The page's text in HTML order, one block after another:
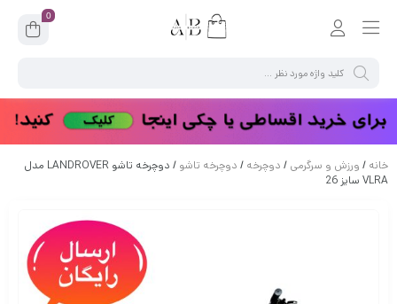
0
خانه / ورزش و سرگرمی / دوچرخه / دوچرخه تاشو
/ دوچرخه تاشو LANDROVER مدل
VLRA سایز 26